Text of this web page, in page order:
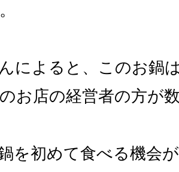
。
によると、このお鍋
お店の経営者の方が
を初めて食べる機会